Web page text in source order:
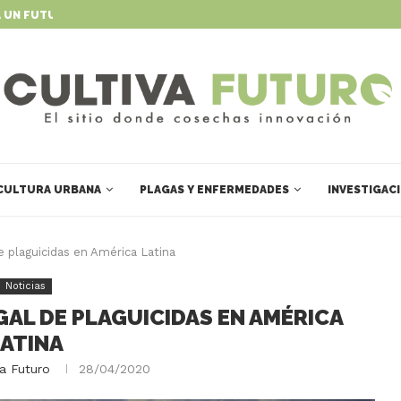
FUTURO DINÁMICO Y...
URBANA PLAGAS Y ENFERMEDADES
plaguicidas en América Latina
Noticias
DE PLAGUICIDAS EN AMÉRICA
Futuro 28/04/2020